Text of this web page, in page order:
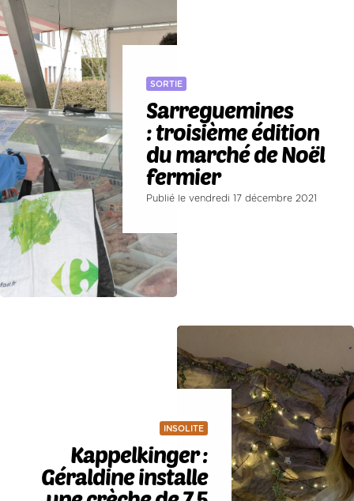
SORTIE
Sarreguemines
: troisième édition
du marché de Noël
fermier
Publié le vendredi 17 décembre 2021
INSOLITE
Kappelkinger :
Géraldine installe